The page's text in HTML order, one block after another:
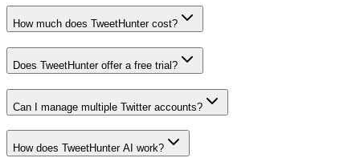
How much does TweetHunter cost?
Does TweetHunter offer a free trial?
Can I manage multiple Twitter accounts?
How does TweetHunter AI work?